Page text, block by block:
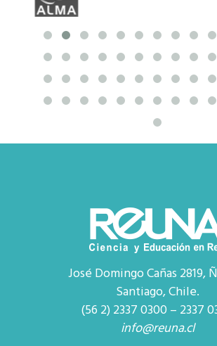
José Domingo Cañas 2819,
Santiago, Chile.
(56 2) 2337 0300 – 2337
info@reuna.cl